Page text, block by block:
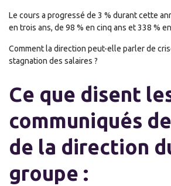
Le cours a progressé de 3 % durant cette
en trois ans, de 98 % en cinq ans et 338 %
Comment la direction peut-elle parler de
stagnation des salaires ?
Ce que disent
communiqués
de la direction
groupe :